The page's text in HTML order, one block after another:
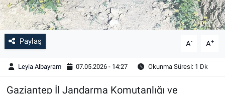
Paylaş A- A+
Leyla Albayram 07.05.2026 - 14:27 Okunma Süresi: 1 Dk
Gaziantep İl Jandarma Komutanlığı ve